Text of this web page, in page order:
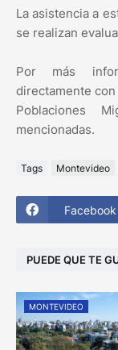
La asistencia a
se realizan
Por más
directamente
Poblaciones
mencionadas.
Tags Montevideo
Facebook
PUEDE QUE TE
MONTEVIDEO